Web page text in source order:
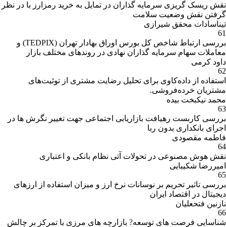
نقش ریسک گریزی سرمایه گذاران در تمایل به خرید رمزارز با در نظر
گرفتن نقش وضعیت سلامت
تیناسادات محقق شیرازی
61
بررسی ارتباط شاخص کل بورس اوراق بهادار تهران (TEDPIX) و
معاملات سهام سرمایه گذاران نهادی در روندهای مختلف بازار
داود کرمی
62
استفاده از داده‌کاوی برای تحلیل رضایت مشتری از توئیت‌های
مشتریان خرده‌فروشی.
محمد نیکبخت بیده
63
بررسی کاربست رهیافت بازاریابی اجتماعی جهت تغییر نگرش ها در
اجرای بانکداری بدون ربا
فاطمه مقصودی
64
نقش هوش مصنوعی در تحولات آتی نظام بانکی و اعتباری
امیررضا شکیبایی
65
بررسی تاثیر تحریم بر نوسانات نرخ ارز و میزان استفاده از ارزهای
دیجیتال در اقتصاد ایران
نازنین فتحعلیان
66
شناسایی فرصت های توسعه? بازارچه های مرزی با تمرکز بر چالش